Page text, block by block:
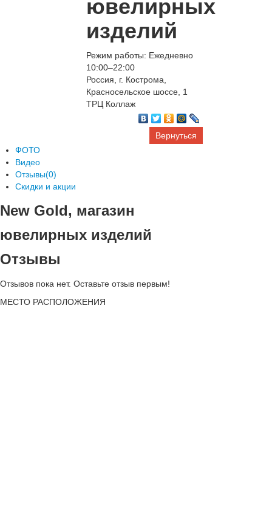
ювелирных
изделий
Режим работы: Ежедневно
10:00–22:00
Россия, г. Кострома,
Красносельское шоссе, 1
ТРЦ Коллаж
Вернуться
ФОТО
Видео
Отзывы(0)
Скидки и акции
New Gold, магазин
ювелирных изделий
Отзывы
Отзывов пока нет. Оставьте отзыв первым!
МЕСТО РАСПОЛОЖЕНИЯ